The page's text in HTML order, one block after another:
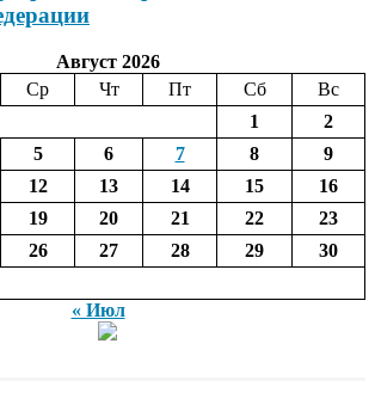
Август 2026
Ср Чт Пт Сб
Вс
1
2
5 6 7 8
9
12 13 14 15
16
19 20 21 22
23
26 27 28 29
30
« Июл